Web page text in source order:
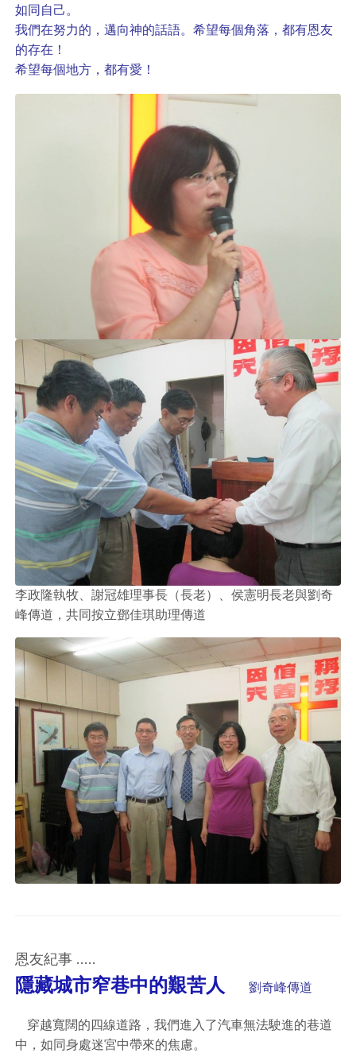
如同自己。
我們在努力的，邁向神的話語。希望每個角落，都有恩友
的存在！
希望每個地方，都有愛！
李政隆執牧、謝冠雄理事長（長老）、侯憲明長老與劉奇
峰傳道，共同按立鄧佳琪助理傳道
恩友紀事 .....
隱藏城市窄巷中的艱苦人 劉奇峰傳道
穿越寬闊的四線道路，我們進入了汽車無法駛進的巷道
中，如同身處迷宮中帶來的焦慮。